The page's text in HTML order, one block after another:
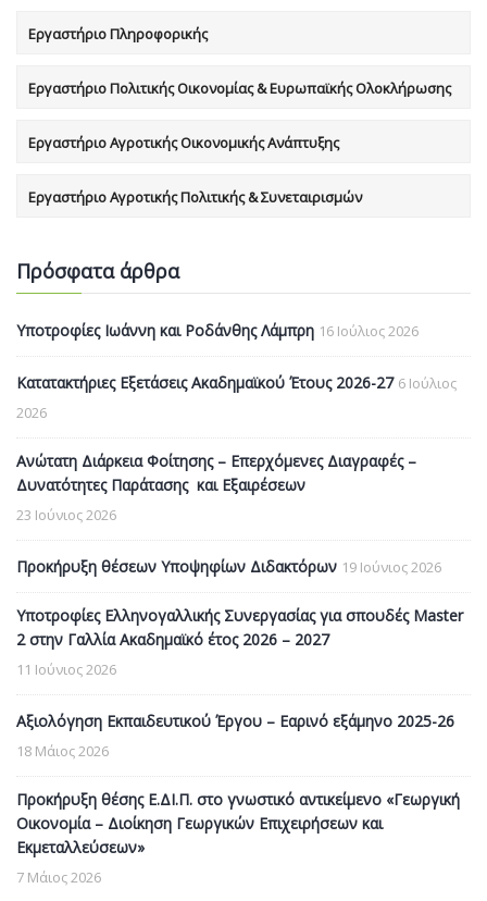
Εργαστήριο Πληροφορικής
Εργαστήριο Πολιτικής Οικονομίας & Ευρωπαϊκής Ολοκλήρωσης
Εργαστήριο Αγροτικής Οικονομικής Ανάπτυξης
Εργαστήριο Αγροτικής Πολιτικής & Συνεταιρισμών
Πρόσφατα άρθρα
Υποτροφίες Ιωάννη και Ροδάνθης Λάμπρη 16 Ιούλιος 2026
Κατατακτήριες Εξετάσεις Ακαδημαϊκού Έτους 2026-27 6 Ιούλιος
2026
Ανώτατη Διάρκεια Φοίτησης – Επερχόμενες Διαγραφές –
Δυνατότητες Παράτασης και Εξαιρέσεων
23 Ιούνιος 2026
Προκήρυξη θέσεων Υποψηφίων Διδακτόρων 19 Ιούνιος 2026
Υποτροφίες Ελληνογαλλικής Συνεργασίας για σπουδές Master
2 στην Γαλλία Ακαδημαϊκό έτος 2026 – 2027
11 Ιούνιος 2026
Αξιολόγηση Εκπαιδευτικού Έργου – Εαρινό εξάμηνο 2025-26
18 Μάιος 2026
Προκήρυξη θέσης Ε.ΔΙ.Π. στο γνωστικό αντικείμενο «Γεωργική
Οικονομία – Διοίκηση Γεωργικών Επιχειρήσεων και
Εκμεταλλεύσεων»
7 Μάιος 2026